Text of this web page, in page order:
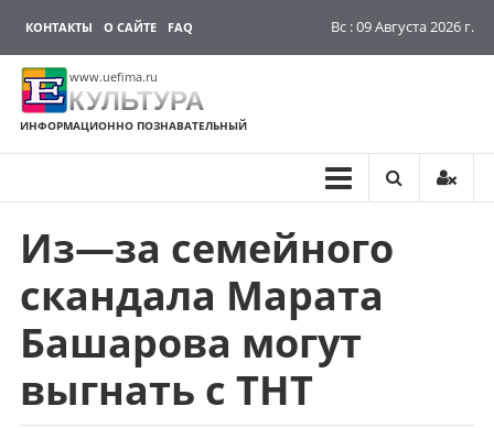
КОНТАКТЫ О САЙТЕ FAQ Вс : 09 Августа 2026 г.
www.uefima.ru
КУЛЬТУРА
ИНФОРМАЦИОННО ПОЗНАВАТЕЛЬНЫЙ
Перейти
содержимому
Из—за семейного
скандала Марата
Башарова могут
выгнать с ТНТ